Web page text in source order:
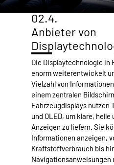
02.4.
Anbieter von
Die Displaytechnologie in
enorm weiterentwickelt
Vielzahl von
einem zentralen
Fahrzeugdisplays nutzen
und OLED, um klare,
Anzeigen zu liefern. Sie
Informationen anzeigen,
Kraftstoffverbrauch bis
Navigationsanweisungen